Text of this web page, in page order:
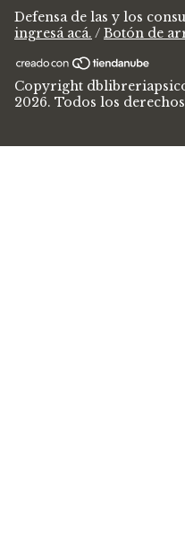
Defensa de las y los
ingresá acá. / Botón de
Copyright
2026. Todos los